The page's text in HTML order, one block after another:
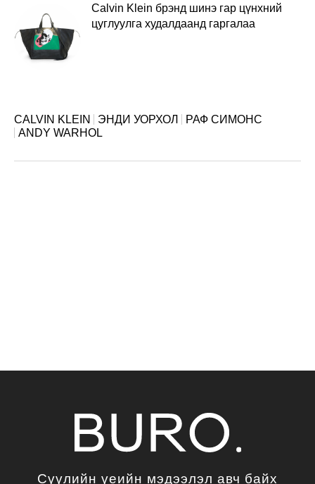
Calvin Klein брэнд шинэ гар цүнхний
цуглуулга худалдаанд гаргалаа
CALVIN KLEIN ЭНДИ УОРХОЛ
РАФ СИМОНС
ANDY WARHOL
Сүүлийн үеийн мэдээлэл авч байх